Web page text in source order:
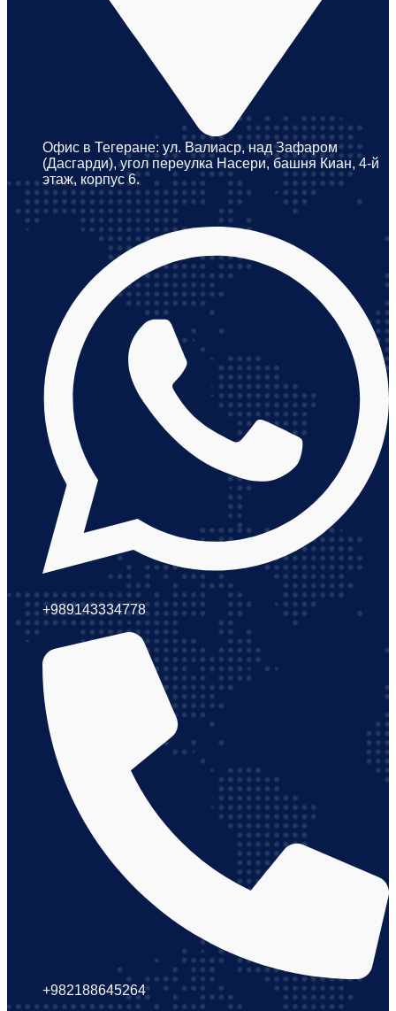
Офис в Тегеране: ул. Валиаср, над Зафаром
(Дасгарди), угол переулка Насери, башня Киан, 4-й
этаж, корпус 6.
+989143334778
+982188645264